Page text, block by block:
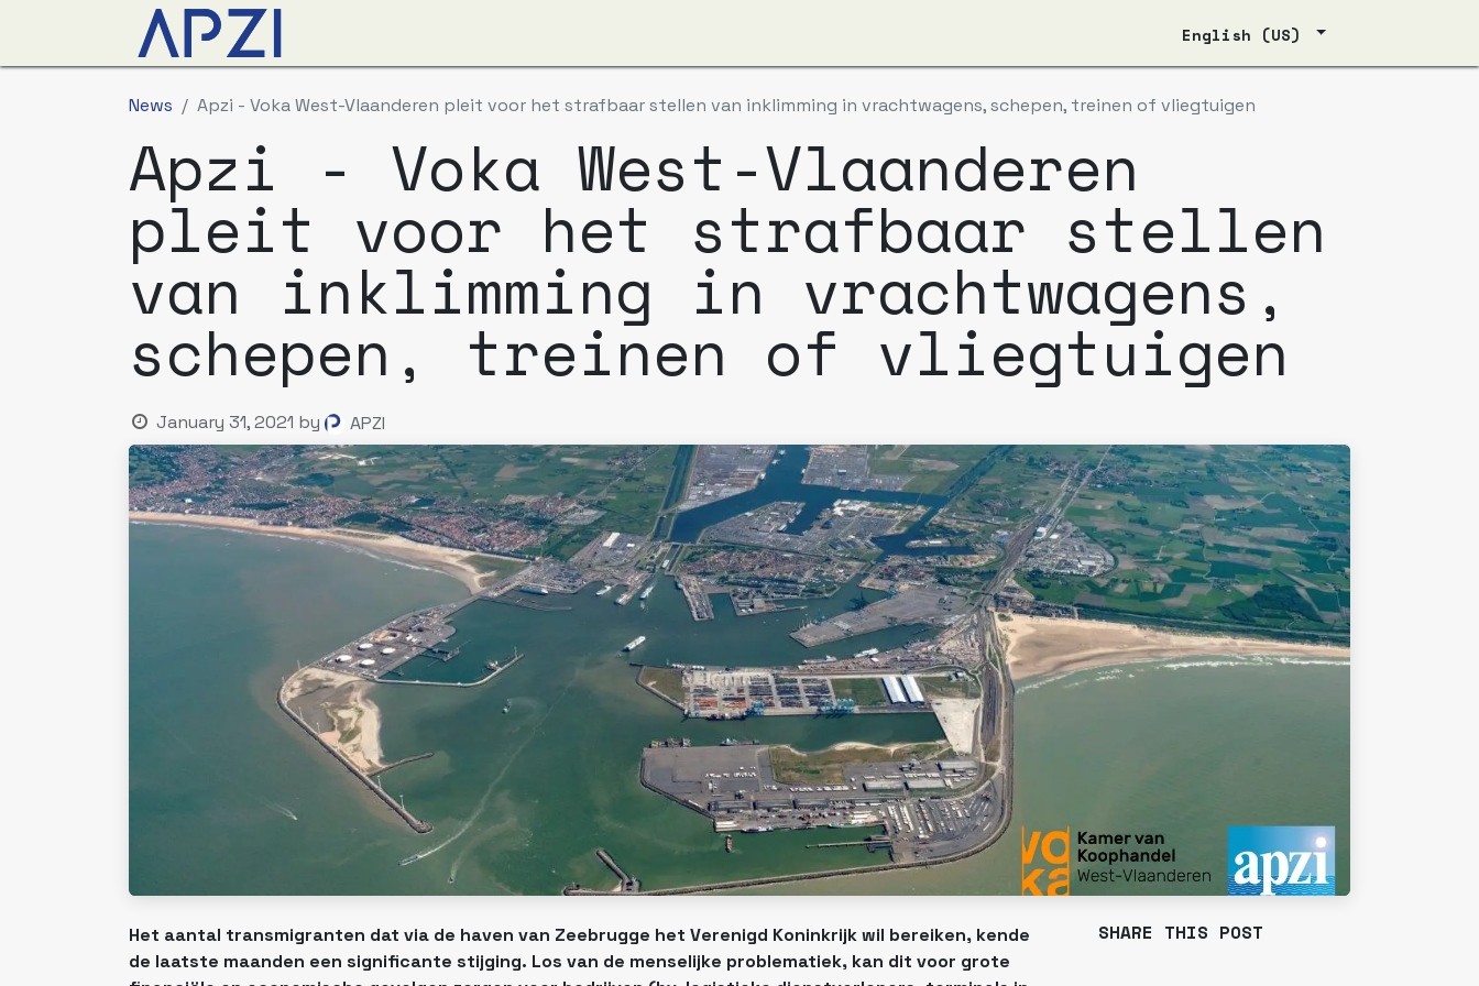
English (US)
News Apzi - Voka West-Vlaanderen pleit voor het strafbaar stellen van inklimming in vrachtwagens, schepen, treinen of vliegtuigen
Apzi - Voka West-Vlaanderen
pleit voor het strafbaar stellen
van inklimming in vrachtwagens,
schepen, treinen of vliegtuigen
January 31, 2021 by APZI
Het aantal transmigranten dat via de haven van Zeebrugge het Verenigd Koninkrijk wil bereiken, kende
de laatste maanden een significante stijging. Los van de menselijke problematiek, kan dit voor grote
SHARE THIS POST